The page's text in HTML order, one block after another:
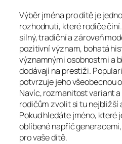
Výběr jména pro dítě je
rozhodnutí, které rodiče
silný, tradiční a zároveň
pozitivní význam, bohatá
významnými osobnostmi a
dodávají na prestiži.
potvrzuje jeho všeobecnou
Navíc, rozmanitost variant
rodičům zvolit si tu nejbližší
Pokud hledáte jméno, které
oblíbené napříč
pro vaše dítě.